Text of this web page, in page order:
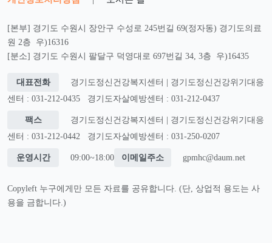
[본부] 경기도 수원시 장안구 수성로 245번길 69(정자동) 경기도의료
원 2층 우)16316
[분소] 경기도 수원시 팔달구 덕영대로 697번길 34, 3층 우)16435
대표전화
경기도정신건강복지센터 | 경기도정신건강위기대응
센터 : 031-212-0435
경기도자살예방센터 : 031-212-0437
팩스
경기도정신건강복지센터 | 경기도정신건강위기대응
센터 : 031-212-0442
경기도자살예방센터 : 031-250-0207
운영시간 09:00~18:00 이메일주소 gpmhc@daum.net
Copyleft 누구에게만 모든 자료를 공유합니다. (단, 상업적 용도는 사
용을 금합니다.)